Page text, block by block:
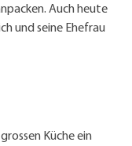
Auch heute
und seine Ehefrau
Küche ein